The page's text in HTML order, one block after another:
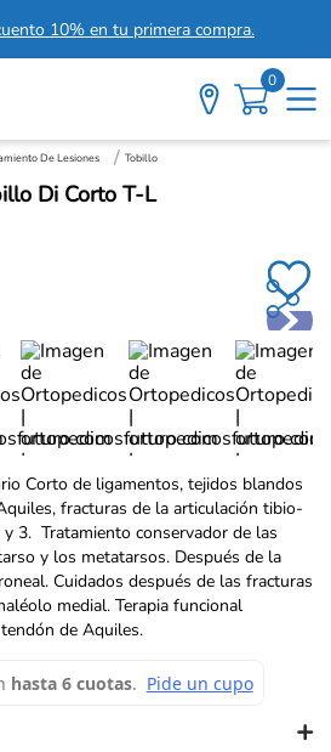
10% en tu primera compra.
0
De Lesiones Tobillo
Di Corto T-L
Corto de ligamentos, tejidos blandos
fracturas de la articulación tibio-
3. Tratamiento conservador de las
y los metatarsos. Después de la
Cuidados después de las fracturas
medial. Terapia funcional
de Aquiles.
+